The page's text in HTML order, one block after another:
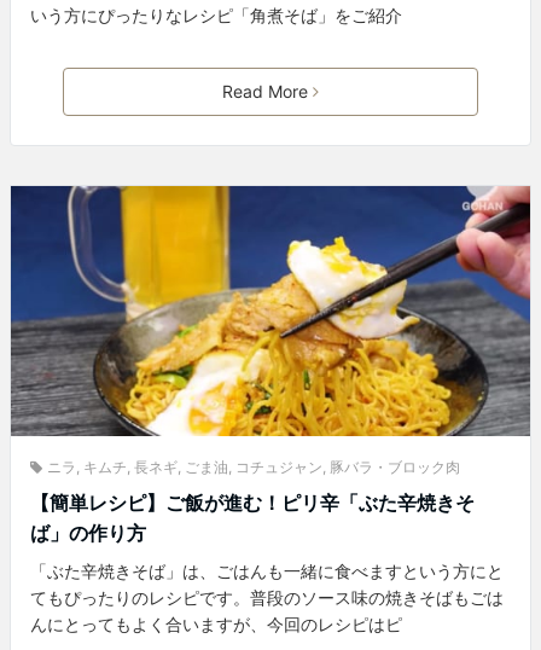
いう方にぴったりなレシピ「角煮そば」をご紹介
Read More
ニラ キムチ 長ネギ ごま油 コチュジャン 豚バラ・ブロック肉
【簡単レシピ】ご飯が進む！ピリ辛「ぶた辛焼きそ
ば」の作り方
「ぶた辛焼きそば」は、ごはんも一緒に食べますという方にと
てもぴったりのレシピです。普段のソース味の焼きそばもごは
んにとってもよく合いますが、今回のレシピはピ